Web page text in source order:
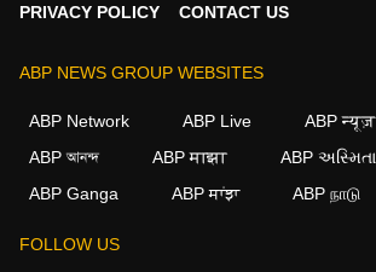
PRIVACY POLICY
CONTACT US
ABP NEWS GROUP WEBSITES
ABP Network ABP Live
ABP न्यूज़
ABP আনন্দ
ABP माझा
ABP અસ્મિતા
ABP Ganga
ABP ਸਾਂਝਾ ABP நாடு
FOLLOW US